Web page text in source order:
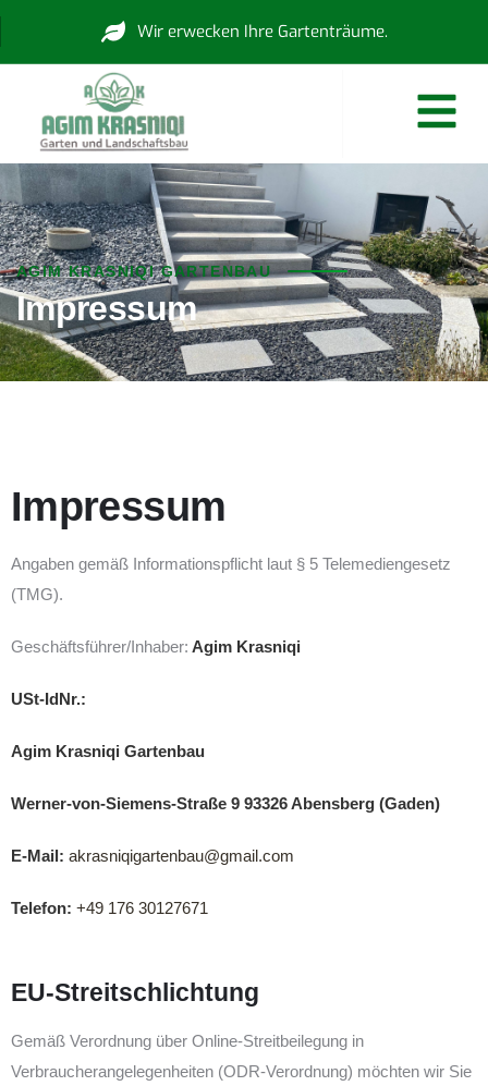
Wir erwecken Ihre Gartenträume.
AGIM KRASNIQI GARTENBAU
Impressum
Impressum
Angaben gemäß Informationspflicht laut § 5 Telemediengesetz
(TMG).
Geschäftsführer/Inhaber: Agim Krasniqi
USt-IdNr.:
Agim Krasniqi Gartenbau
Werner-von-Siemens-Straße 9 93326 Abensberg (Gaden)
E-Mail: akrasniqigartenbau@gmail.com
Telefon: +49 176 30127671
EU-Streitschlichtung
Gemäß Verordnung über Online-Streitbeilegung in
Verbraucherangelegenheiten (ODR-Verordnung) möchten wir Sie